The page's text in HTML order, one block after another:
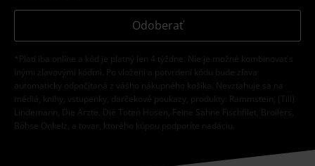
Odoberať
*Platí iba online a kód je platný len 4 týždne. Nie je možné kombinovať s
inými zľavovými kódmi. Po vložení a potvrdení kódu bude zľava
automaticky odpočítaná z vášho nákupného košíka. Nevzťahuje sa na
médiá, knihy, vstupenky, darčekové poukazy, produkty: Rammstein, (Till)
Lindemann, Die Ärzte, Die Toten Hosen, Feine Sahne Fischfilet, Broilers,
Böhse Onkelz, a tovar, ktorého kúpou podporíte nadáciu.